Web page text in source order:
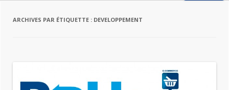
ARCHIVES PAR ÉTIQUETTE : DEVELOPPEMENT